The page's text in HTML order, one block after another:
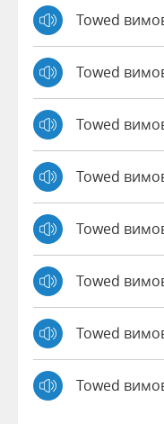
Towed
Towed
Towed
Towed
Towed
Towed
Towed
Towed